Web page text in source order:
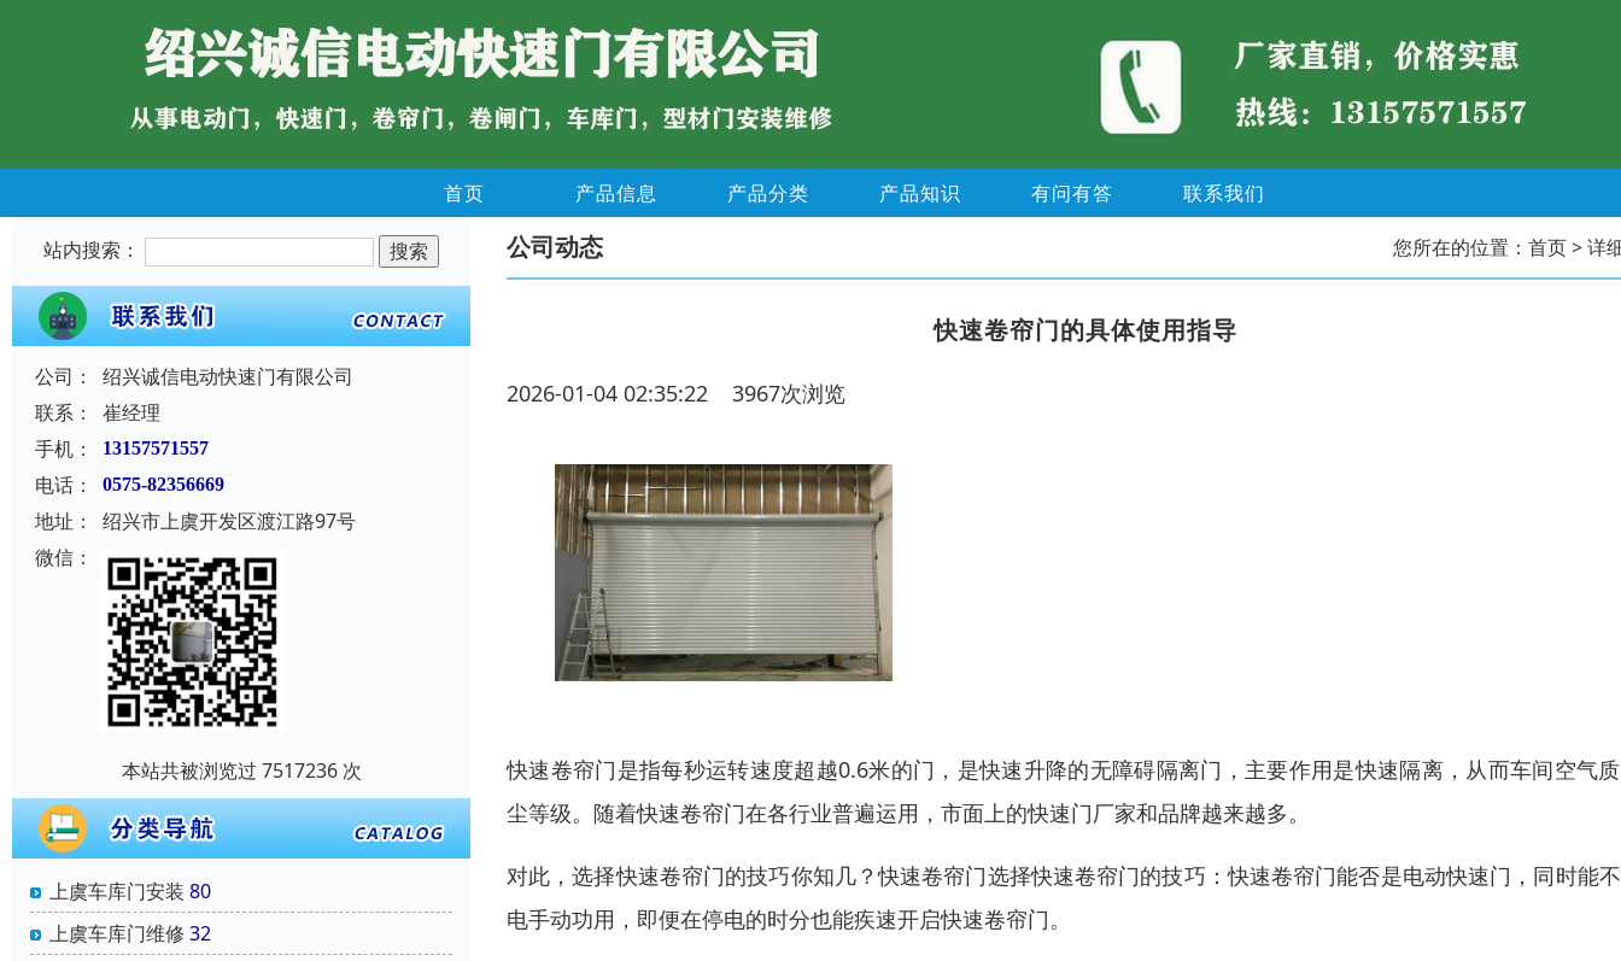
首页 产品信息 产品分类 产品知识 有问有答 联系我们
站内搜索：
公司：
绍兴诚信电动快速门有限公司
联系：
崔经理
手机：
13157571557
电话： 0575-82356669
地址：
绍兴市上虞开发区渡江路97号
微信：
本站共被浏览过 7517236 次
上虞车库门安装 80
上虞车库门维修 32
公司动态 您所在的位置： 首页> 详
快速卷帘门的具体使用指导
2026-01-04 02:35:22 3967次浏览
快速卷帘门是指每秒运转速度超越0.6米的门，是快速升降的无障碍隔离门，主要作用是快速隔离，从而车间空气
尘等级。随着快速卷帘门在各行业普遍运用，市面上的快速门厂家和品牌越来越多。
对此，选择快速卷帘门的技巧你知几？快速卷帘门选择快速卷帘门的技巧：快速卷帘门能否是电动快速门，同时能
电手动功用，即便在停电的时分也能疾速开启快速卷帘门。